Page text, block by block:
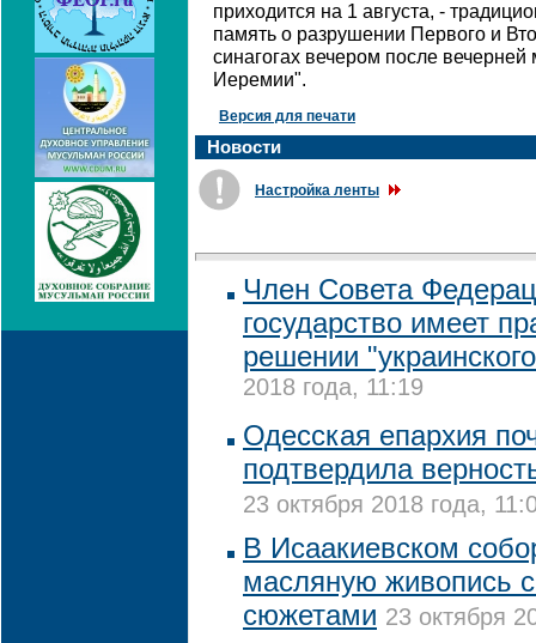
приходится на 1 августа, -
память о разрушении Первого и
синагогах вечером после
Иеремии".
Версия для печати
Новости
Настройка ленты
Член Совета
государство имеет
решении
2018 года, 11:19
Одесская епархия
подтвердила
23 октября 2018 года,
В Исаакиевском
масляную живопись
сюжетами 23 октября